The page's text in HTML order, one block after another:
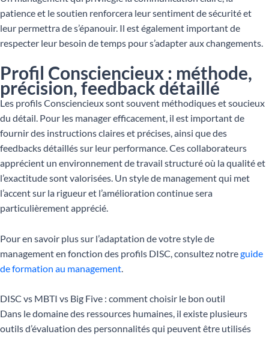
patience et le soutien renforcera leur sentiment de sécurité et
leur permettra de s’épanouir. Il est également important de
respecter leur besoin de temps pour s’adapter aux changements.
Profil Consciencieux : méthode,
précision, feedback détaillé
Les profils Consciencieux sont souvent méthodiques et soucieux
du détail. Pour les manager efficacement, il est important de
fournir des instructions claires et précises, ainsi que des
feedbacks détaillés sur leur performance. Ces collaborateurs
apprécient un environnement de travail structuré où la qualité et
l’exactitude sont valorisées. Un style de management qui met
l’accent sur la rigueur et l’amélioration continue sera
particulièrement apprécié.
Pour en savoir plus sur l’adaptation de votre style de
management en fonction des profils DISC, consultez notreguide
de formation au management.
DISC vs MBTI vs Big Five : comment choisir le bon outil
Dans le domaine des ressources humaines, il existe plusieurs
outils d’évaluation des personnalités qui peuvent être utilisés